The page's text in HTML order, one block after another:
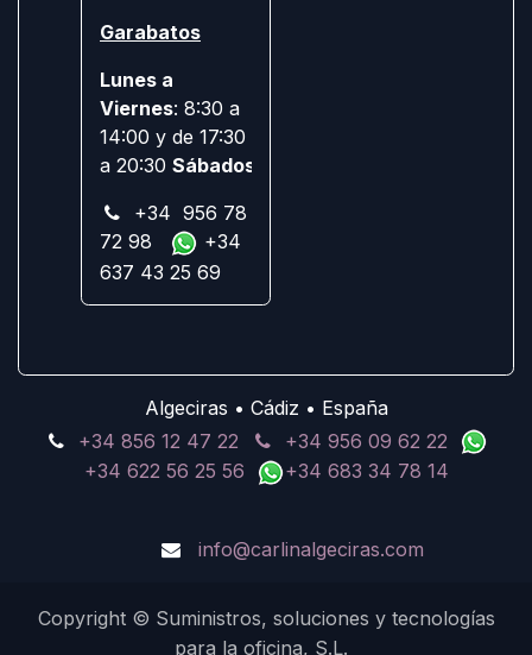
Garabatos
Lunes a
Viernes: 8:30 a
14:00 y de 17:30
a 20:30 Sábados:
+34 956 78
72 98
+34
637 43 25 69
Algeciras • Cádiz • España
+34 856 12 47 22
+34 956 09 62 22
+34 622 56 25 56
+34 683 34 78 14
info@carlinalgeciras.com
Copyright © Suministros, soluciones y tecnologías
para la oficina, S.L.